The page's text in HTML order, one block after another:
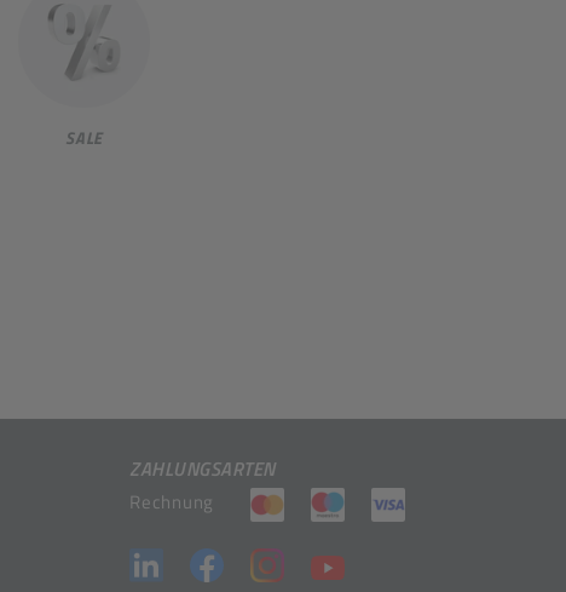
SALE
ZAHLUNGSARTEN
Rechnung (öffnet in neuem Tab)
(öffnet in neuem Tab)
(öffnet in neuem
(öffnet in neuem Tab)
(öffnet in neuem Tab)
(öffnet in neuem Tab)
(öffnet in neuem Tab)